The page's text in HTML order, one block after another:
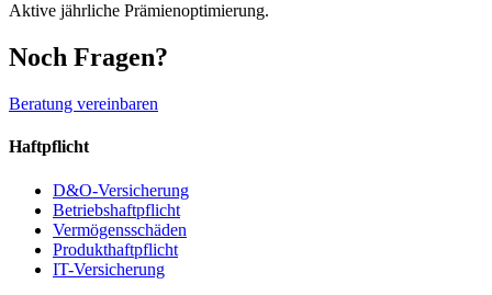
Aktive jährliche Prämienoptimierung.
Noch Fragen?
Beratung vereinbaren
Haftpflicht
D&O-Versicherung
Betriebshaftpflicht
Vermögensschäden
Produkthaftpflicht
IT-Versicherung